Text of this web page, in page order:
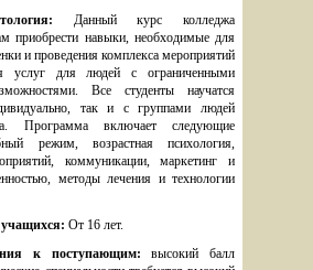
Данный курс колледжа
приобрести навыки, необходимые для
и проведения комплекса мероприятий
услуг для людей с ограниченными
Все студенты научатся
так и с группами людей
Программа включает следующие
режим, возрастная психология,
коммуникации, маркетинг и
методы лечения и технологии
учащихся: От 16 лет.
к поступающим: высокий балл